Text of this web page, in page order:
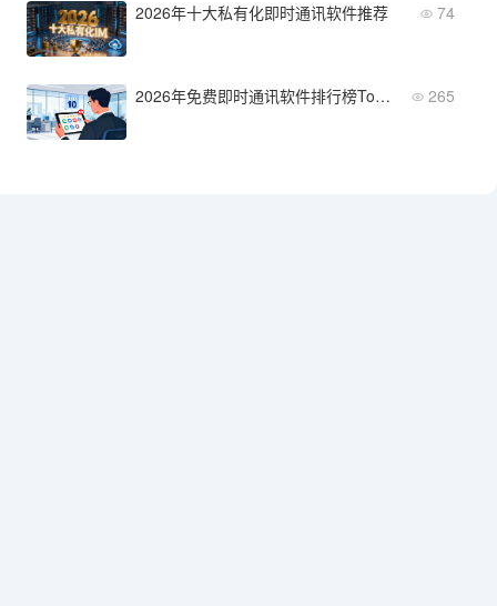
2026年十大私有化即时通讯软件推荐 74
2026年免费即时通讯软件排行榜Top 10 265